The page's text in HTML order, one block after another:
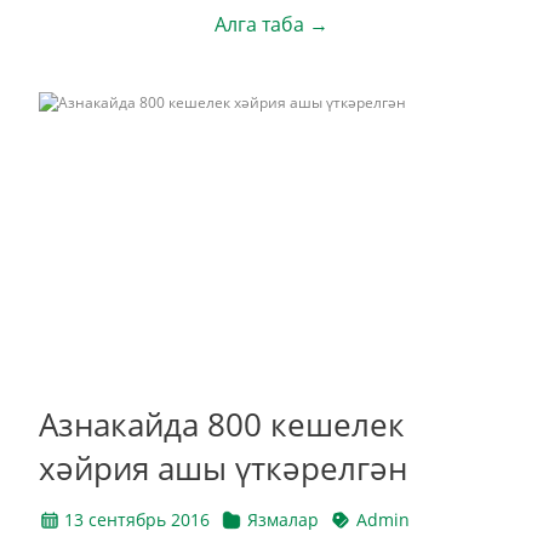
Алга таба →
Азнакайда 800 кешелек
хәйрия ашы үткәрелгән
13 сентябрь 2016 Язмалар Admin